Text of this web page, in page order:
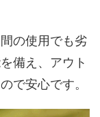
の使用でも劣
備え、アウト
で安心です。